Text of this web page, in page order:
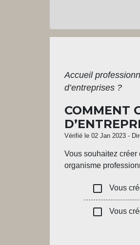
Accueil
d’entreprises ?
COMMENT
Vérifié le 02 Jan 2023 -
Vous souhaitez créer
organisme
check_box_outline_blank Vous
check_box_outline_blank Vous